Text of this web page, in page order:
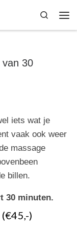
Search
van 30
iets wat je
vaak ook weer
massage
billen.
30 minuten.